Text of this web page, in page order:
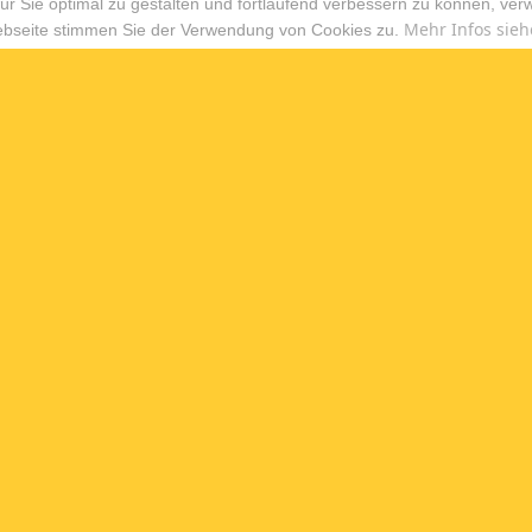
stimmen Sie der Verwendung von Cookies zu. Mehr Infos